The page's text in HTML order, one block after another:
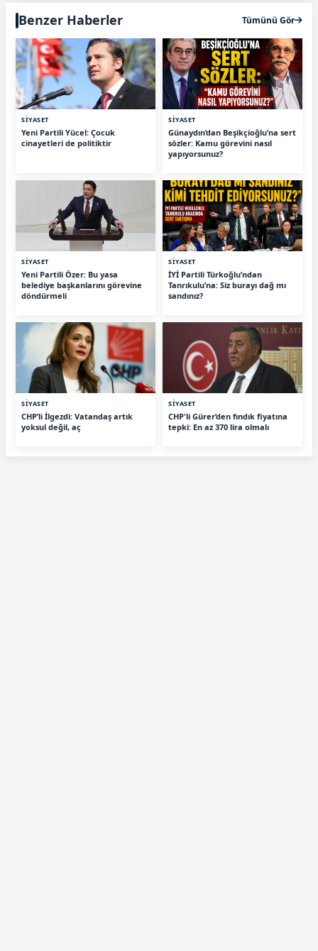
Benzer Haberler Tümünü Gör
SİYASET
Yeni Partili Yücel: Çocuk
cinayetleri de politiktir
SİYASET
Günaydın’dan Beşikçioğlu’na sert
sözler: Kamu görevini nasıl
yapıyorsunuz?
SİYASET
Yeni Partili Özer: Bu yasa
belediye başkanlarını görevine
döndürmeli
SİYASET
İYİ Partili Türkoğlu’ndan
Tanrıkulu’na: Siz burayı dağ mı
sandınız?
SİYASET
CHP’li İlgezdi: Vatandaş artık
yoksul değil, aç
SİYASET
CHP'li Gürer’den fındık fiyatına
tepki: En az 370 lira olmalı